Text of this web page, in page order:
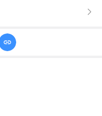
ปะทะกัน เมื่อสัญญา
ราชามาเฟียผู้ไร้ความ